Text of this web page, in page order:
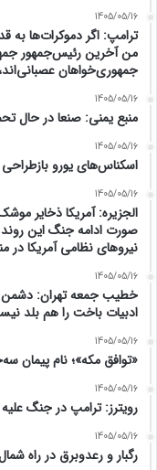
1405/05/16
ترامپ: اگر دموکرات‌ها به
من آخرین رئیس‌جمهور
جمهوری‌خواهان
1405/05/16
منبع یمنی: صنعا در حال
1405/05/16
اسکناس‌های یورو
1405/05/16
الجزیره: آمریکا ذخایر
صورت ادامه جنگ این روند
نیرو‌های نظامی آمریکا
1405/05/16
خطیب جمعه تهران: دشمن
ادبیات باخت را هم بلد
1405/05/16
«توافق مکه»؛ نام پیمان
1405/05/16
رویترز: ترامپ در جنگ علیه ایران بر سر ۲
1405/05/16
رگبار و رعدوبرق در راه